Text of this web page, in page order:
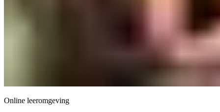
Online leeromgeving